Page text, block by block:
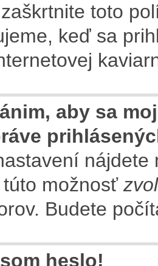
toto
keď sa
aby sa
možnosť
Budete
heslo!